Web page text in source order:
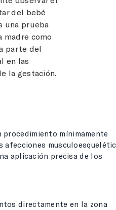
del bebé
una prueba
madre como
parte del
en las
la gestación.
mínimamente
afecciones
aplicación precisa de los
directamente en la zona